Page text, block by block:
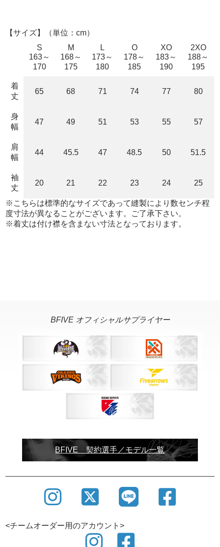
【サイズ】（単位：cm）
S
163～
170
M
168～
175
L
173～
180
O
178～
185
XO
183～
190
2XO
188～
195
着
丈
65 68 71 74 77 80
身
幅
47 49 51 53 55 57
肩
幅
44 45.5 47 48.5 50 51.5
袖
丈
20 21 22 23 24 25
※こちらは標準的なサイズであって縫製により数センチ程
度寸法が異なることがございます。ご了承下さい。
※着丈は付け襟を含まない寸法となっております。
ールームを設けております。
ユニフォーム制作にあたり商談・打合せはもちろん
ぜひご利用ください。
BFIVE オフィシャルサプライヤー
BFIVE 契約選手／モデル一覧
<チームオーダー用のアカウント>